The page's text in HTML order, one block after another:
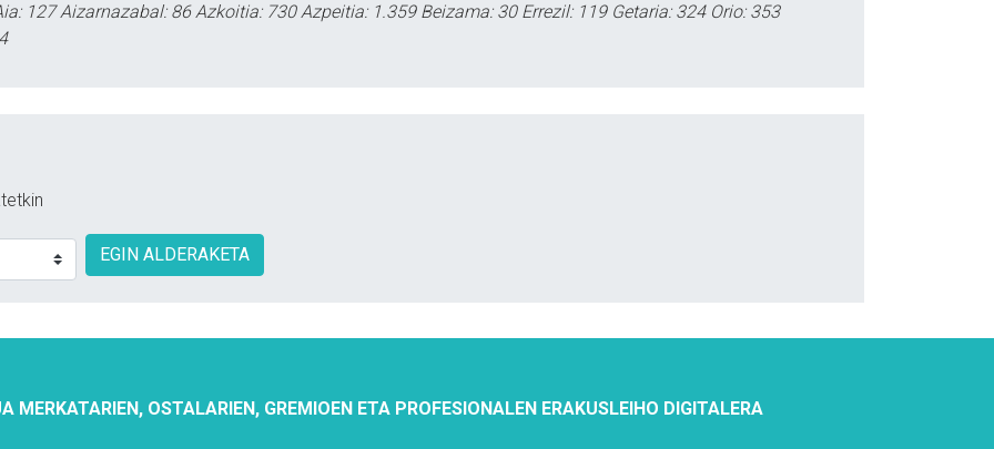
127 Aizarnazabal: 86 Azkoitia: 730 Azpeitia: 1.359 Beizama: 30 Errezil: 119 Getaria: 324 Orio: 353
EGIN ALDERAKETA
MERKATARIEN, OSTALARIEN, GREMIOEN ETA PROFESIONALEN ERAKUSLEIHO DIGITALERA